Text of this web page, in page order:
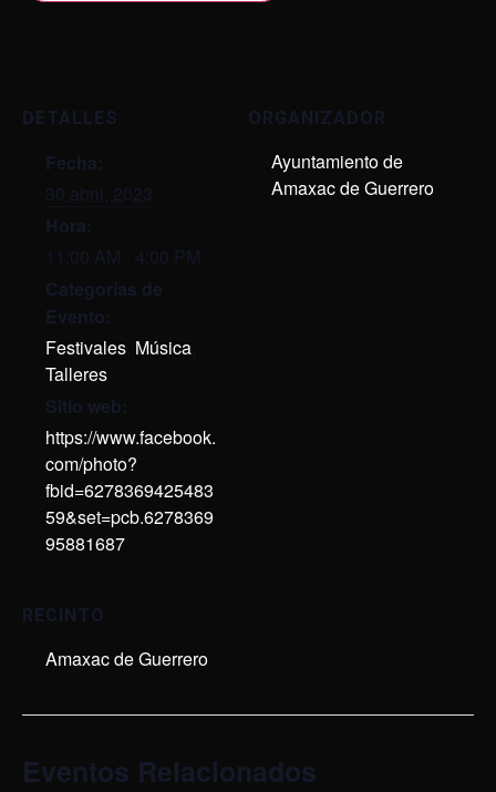
DETALLES
Fecha:
30 abril, 2023
Hora:
11:00 AM - 4:00 PM
Categorías de
Evento:
Festivales, Música,
Talleres
Sitio web:
https://www.facebook.
com/photo?
fbid=6278369425483
59&set=pcb.6278369
95881687
RECINTO
Amaxac de Guerrero
ORGANIZADOR
Ayuntamiento de
Amaxac de Guerrero
Eventos Relacionados